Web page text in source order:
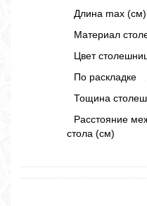
Длина max (см)
Материал
Цвет
По раскладке
Тощина
Расстояние
стола (см)